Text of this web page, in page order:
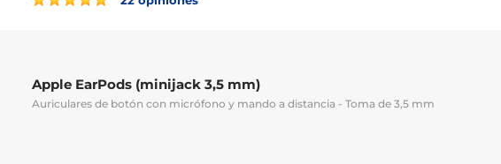
Apple EarPods (minijack 3,5 mm)
Auriculares de botón con micrófono y mando a distancia - Toma de 3,5 mm